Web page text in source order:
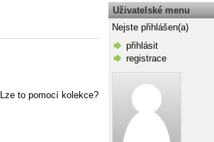
to pomocí kolekce?
Uživatelské menu
Nejste přihlášen(a)
přihlásit
registrace